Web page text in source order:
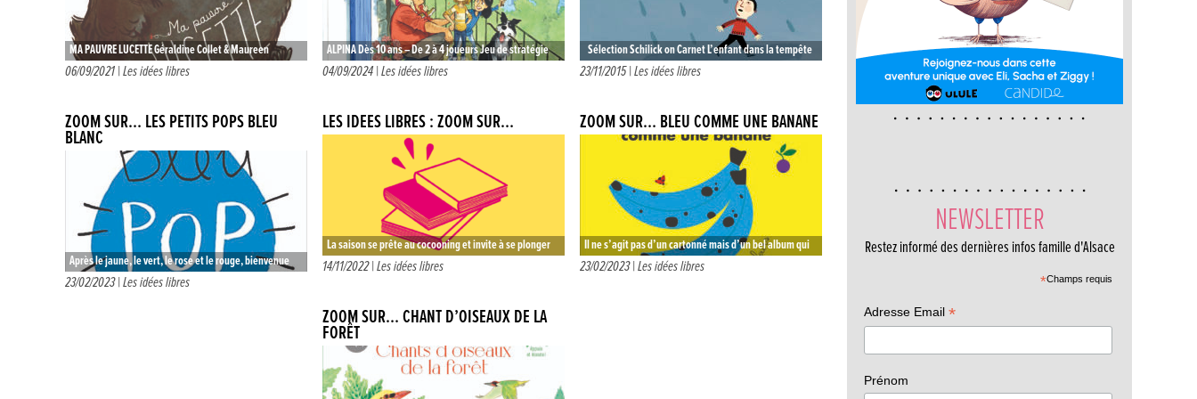
MA PAUVRE LUCETTE Géraldine Collet & Maureen
Poignonec Dès 5 ans -Album Éditions Glénat Jeunesse
06/09/2021 |Les idées libres
ALPINA Dès 10 ans – De 2 à 4 joueurs Jeu de stratégie
Éditions HELVETIQ 17€90 Notons d’abord qu’Alpina est…
04/09/2024 |Les idées libres
Sélection Schilick on Carnet L’enfant dans la tempête
Laurent Moreau Dés 4 an – Album Editions du
23/11/2015 |Les idées libres
ZOOM SUR… LES PETITS POPS BLEU
BLANC
Après le jaune, le vert, le rose et le rouge, bienvenue
aux deux petits derniers de la collection : le…
23/02/2023 |Les idées libres
LES IDÉES LIBRES : ZOOM SUR…
La saison se prête au cocooning et invite à se plonger
dans la lecture pour s’évader. Petite sélection de
14/11/2022 |Les idées libres
ZOOM SUR… BLEU COMME UNE BANANE
Il ne s’agit pas d’un cartonné mais d’un bel album qui
met à l’honneur les couleurs et les objets, animaux…
23/02/2023 |Les idées libres
ZOOM SUR… CHANT D’OISEAUX DE LA
FORÊT
NEWSLETTER
Restez informé des dernières infos famille d'Alsace
*Champs requis
Adresse Email *
Prénom